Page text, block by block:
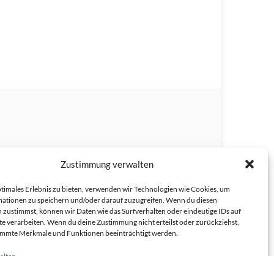
Zustimmung verwalten
Erlebnis zu bieten, verwenden wir Technologien wie Cookies, um
zu speichern und/oder darauf zuzugreifen. Wenn du diesen
zustimmst, können wir Daten wie das Surfverhalten oder eindeutige IDs auf
verarbeiten. Wenn du deine Zustimmung nicht erteilst oder zurückziehst,
Merkmale und Funktionen beeinträchtigt werden.